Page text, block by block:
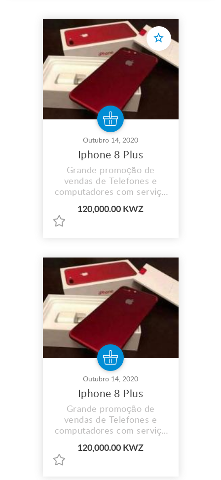
Outubro 14, 2020
Iphone 8 Plus
Grande promoção de
vendas de Telefones e
computadores com serviço
disponível e aceitamos
pagamento por prestações.
120,000.00 KWZ
Outubro 14, 2020
Iphone 8 Plus
Grande promoção de
vendas de Telefones e
computadores com serviço
disponível e aceitamos
pagamento por prestações.
120,000.00 KWZ